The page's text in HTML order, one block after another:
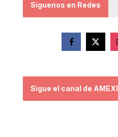
Síguenos en Redes
Sigue el canal de AMEXI